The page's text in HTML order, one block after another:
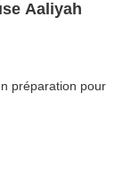
Aaliyah